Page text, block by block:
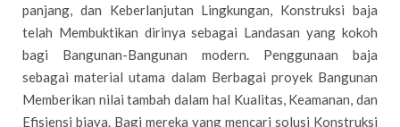
panjang, dan Keberlanjutan Lingkungan, Konstruksi baja
telah Membuktikan dirinya sebagai Landasan yang kokoh
bagi Bangunan-Bangunan modern. Penggunaan baja
sebagai material utama dalam Berbagai proyek Bangunan
Memberikan nilai tambah dalam hal Kualitas, Keamanan, dan
Efisiensi biaya. Bagi mereka yang mencari solusi Konstruksi